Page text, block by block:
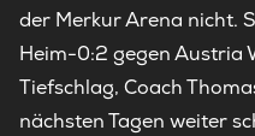
der Merkur Arena nicht.
Heim-0:2 gegen Austria
Tiefschlag, Coach
nächsten Tagen weiter